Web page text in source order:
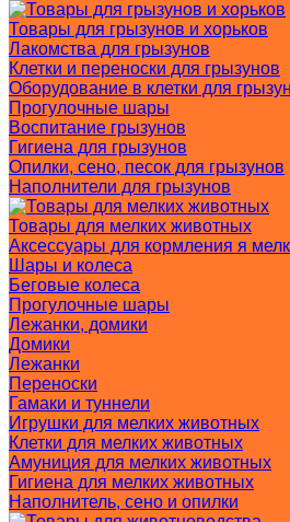
Товары для грызунов и хорьков
Лакомства для грызунов
Клетки и переноски для грызунов
Оборудование в клетки для
Прогулочные шары
Воспитание грызунов
Гигиена для грызунов
Опилки, сено, песок для грызунов
Наполнители для грызунов
Товары для мелких животных
Аксессуары для кормления я
Шары и колеса
Беговые колеса
Прогулочные шары
Лежанки, домики
Домики
Лежанки
Переноски
Гамаки и туннели
Игрушки для мелких животных
Клетки для мелких животных
Амуниция для мелких животных
Гигиена для мелких животных
Наполнитель, сено и опилки